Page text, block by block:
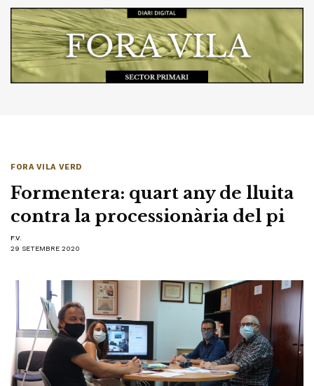
FORA VILA VERD
Formentera: quart any de lluita
contra la processionària del pi
F.V.
29 SETEMBRE 2020